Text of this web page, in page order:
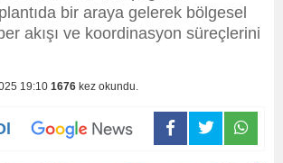
bir araya gelerek bölgesel
akışı ve koordinasyon süreçlerini
19:10 1676 kez okundu.